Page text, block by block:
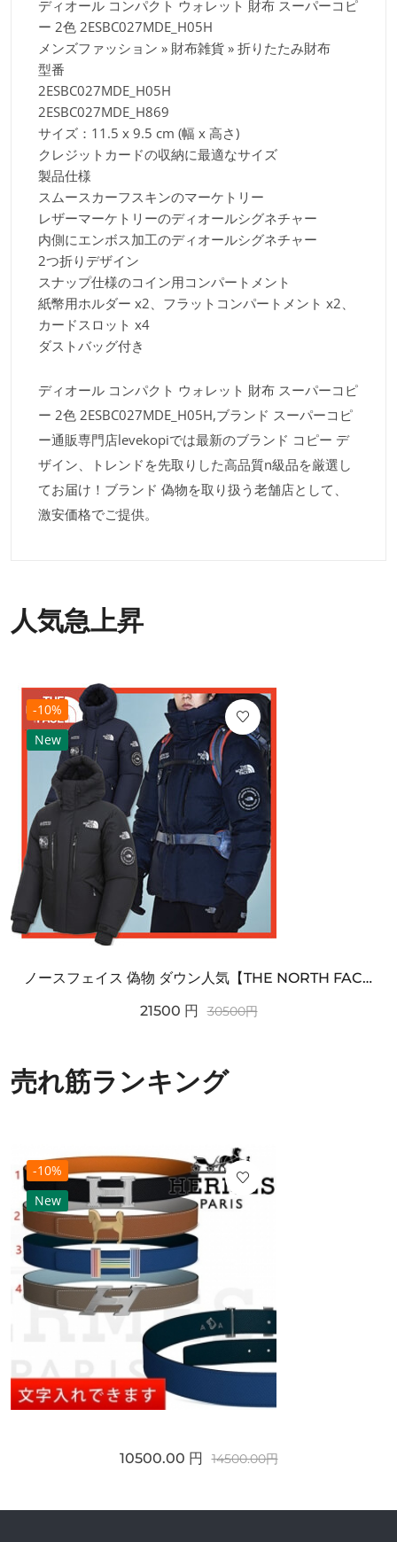
ディオール コンパクト ウォレット 財布 スーパーコピ
ー 2色 2ESBC027MDE_H05H
メンズファッション » 財布雑貨 » 折りたたみ財布
型番
2ESBC027MDE_H05H
2ESBC027MDE_H869
サイズ：11.5 x 9.5 cm (幅 x 高さ)
クレジットカードの収納に最適なサイズ
製品仕様
スムースカーフスキンのマーケトリー
レザーマーケトリーのディオールシグネチャー
内側にエンボス加工のディオールシグネチャー
2つ折りデザイン
スナップ仕様のコイン用コンパートメント
紙幣用ホルダー x2、フラットコンパートメント x2、
カードスロット x4
ダストバッグ付き
ディオール コンパクト ウォレット 財布 スーパーコピ
ー 2色 2ESBC027MDE_H05H,ブランド スーパーコピ
ー通販専門店levekopiでは最新のブランド コピー デ
ザイン、トレンドを先取りした高品質n級品を厳選し
てお届け！ブランド 偽物を取り扱う老舗店として、
激安価格でご提供。
人気急上昇
-10%
New
ノースフェイス 偽物 ダウン人気【THE NORTH FACE】M'S 7 SUMMIT HIM...
21500 円 30500円
売れ筋ランキング
-10%
New
10500.00 円 14500.00円